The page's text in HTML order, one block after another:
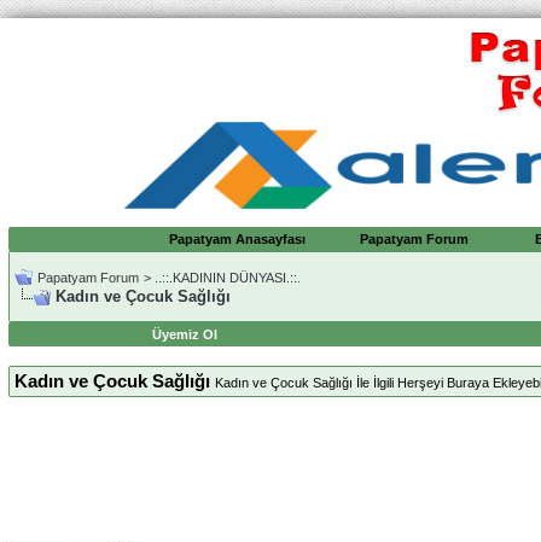
Papatyam Anasayfası Papatyam Forum
Papatyam Forum > ..::.KADININ DÜNYASI.::.
Kadın ve Çocuk Sağlığı
Üyemiz Ol
Kadın ve Çocuk Sağlığı Kadın ve Çocuk Sağlığı İle İlgili Herşeyi Buraya